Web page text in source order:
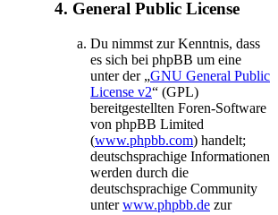
4. General Public License
Du nimmst zur Kenntnis, dass
es sich bei phpBB um eine
unter der „GNU General Public
License v2“ (GPL)
bereitgestellten Foren-Software
von phpBB Limited
(www.phpbb.com) handelt;
deutschsprachige Informationen
werden durch die
deutschsprachige Community
unterwww.phpbb.de zur